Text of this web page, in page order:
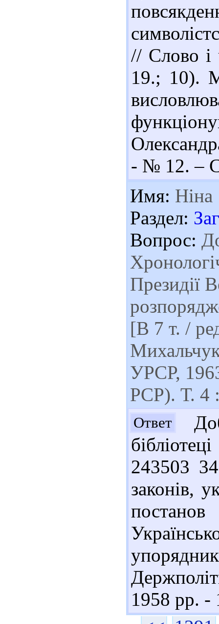
// Слово
19.; 10).
- № 12. –
Имя: Ніна
Раздел:
Вопрос:
Президії
[В 7 т. /
УРСР,
РСР). Т. 4
Ответ
243503
законів,
1958 рр. -